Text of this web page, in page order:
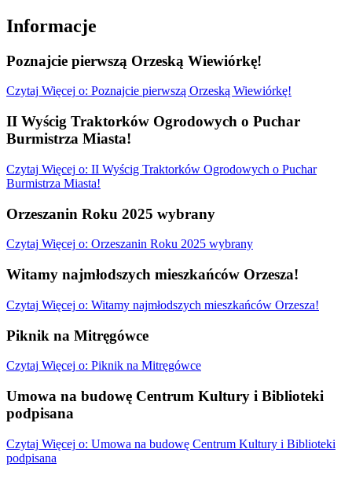
Informacje
Poznajcie pierwszą Orzeską Wiewiórkę!
Czytaj Więcej o: Poznajcie pierwszą Orzeską Wiewiórkę!
II Wyścig Traktorków Ogrodowych o Puchar
Burmistrza Miasta!
Czytaj Więcej o: II Wyścig Traktorków Ogrodowych o Puchar
Burmistrza Miasta!
Orzeszanin Roku 2025 wybrany
Czytaj Więcej o: Orzeszanin Roku 2025 wybrany
Witamy najmłodszych mieszkańców Orzesza!
Czytaj Więcej o: Witamy najmłodszych mieszkańców Orzesza!
Piknik na Mitręgówce
Czytaj Więcej o: Piknik na Mitręgówce
Umowa na budowę Centrum Kultury i Biblioteki
podpisana
Czytaj Więcej o: Umowa na budowę Centrum Kultury i Biblioteki
podpisana